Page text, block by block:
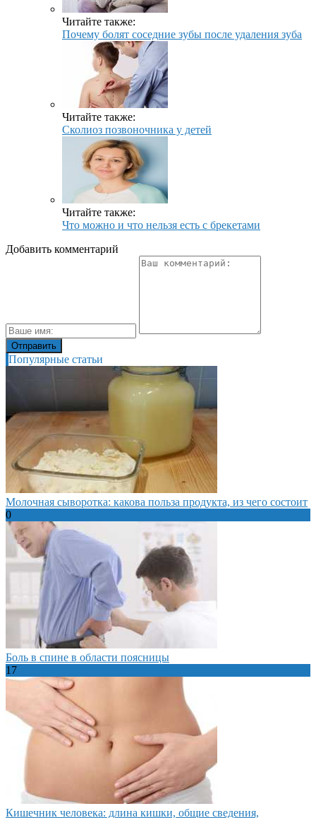
Читайте также:
Почему болят соседние зубы после удаления зуба
Читайте также:
Сколиоз позвоночника у детей
Читайте также:
Что можно и что нельзя есть с брекетами
Добавить комментарий
Популярные статьи
Молочная сыворотка: какова польза продукта, из чего состоит
0
Боль в спине в области поясницы
17
Кишечник человека: длина кишки, общие сведения,